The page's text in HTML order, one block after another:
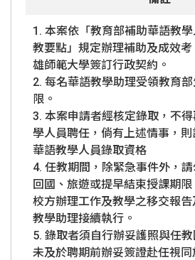
1. 本案依「教育部補助華語教
教要點」規定辦理補助及成效
雄師範大學簽訂行政契約。
2. 每名華語教學助理受領教育
限。
3. 本案申請者經核定錄取，不
學人員聘任，倘有上述情事，
華語教學人員錄取資格
4. 任教期間，除緊急事件外，
回國、旅遊或提早結束授課期
校方辦理工作及教學之移交報
教學助理接續執行。
5. 錄取者須自行辦妥護照與任
未及於聘期前辦妥簽證赴任視